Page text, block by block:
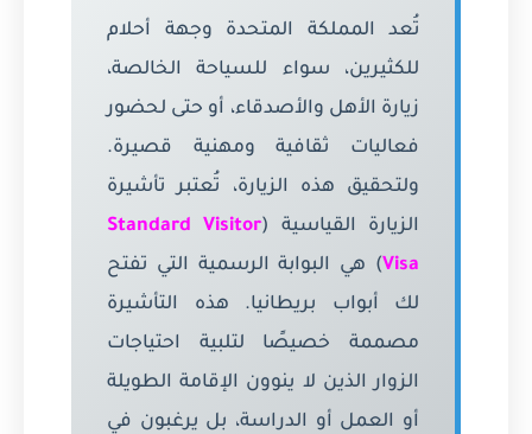
تُعد المملكة المتحدة وجهة أحلام
للكثيرين، سواء للسياحة الخالصة،
زيارة الأهل والأصدقاء، أو حتى لحضور
فعاليات ثقافية ومهنية قصيرة.
ولتحقيق هذه الزيارة، تُعتبر تأشيرة
الزيارة القياسية (Standard Visitor
Visa) هي البوابة الرسمية التي تفتح
لك أبواب بريطانيا. هذه التأشيرة
مصممة خصيصًا لتلبية احتياجات
الزوار الذين لا ينوون الإقامة الطويلة
أو العمل أو الدراسة، بل يرغبون في